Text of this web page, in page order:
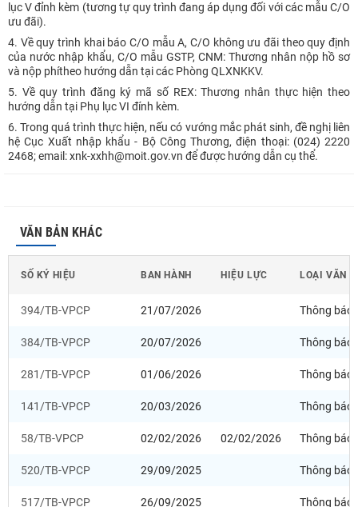
lục V đỉnh kèm (tương tự quy trình đang áp dụng đối với các mẫu C/O
ưu đãi).
4. Về quy trình khai báo C/O mẫu A, C/O không ưu đãi theo quy định
của nước nhập khẩu, C/O mẫu GSTP, CNM: Thương nhân nộp hồ sơ
và nộp phítheo hướng dẫn tại các Phòng QLXNKKV.
5. Về quy trình đăng ký mã số REX: Thương nhân thực hiện theo
hướng dẫn tại Phụ lục VI đính kèm.
6. Trong quá trình thực hiện, nếu có vướng mắc phát sinh, đề nghị liên
hệ Cục Xuất nhập khẩu - Bộ Công Thương, điện thoại: (024) 2220
2468; email: xnk-xxhh@moit.gov.vn để được hướng dẫn cụ thể.
VĂN BẢN KHÁC
SỐ KÝ HIỆU BAN HÀNH HIỆU LỰC LOẠI VĂN
394/TB-VPCP 21/07/2026 Thông báo
384/TB-VPCP 20/07/2026 Thông báo
281/TB-VPCP 01/06/2026 Thông báo
141/TB-VPCP 20/03/2026 Thông báo
58/TB-VPCP 02/02/2026 02/02/2026 Thông báo
520/TB-VPCP 29/09/2025 Thông báo
517/TB-VPCP 26/09/2025 Thông báo